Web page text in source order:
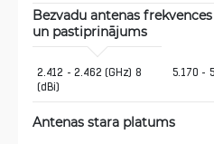
Bezvadu antenas
un pastiprinājums
2.412 - 2.462 (GHz) 8
(dBi)
5.170 -
Antenas stara platums